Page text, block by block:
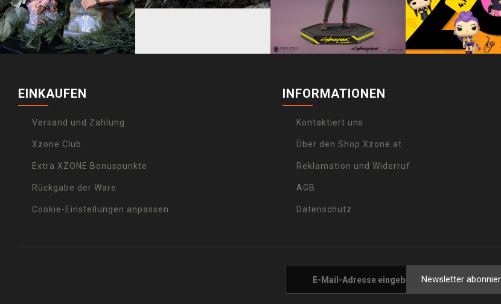
EINKAUFEN
Versand und Zahlung
Xzone Club
Extra XZONE Bonuspunkte
Rückgabe der Ware
Cookie-Einstellungen anpassen
INFORMATIONEN
Kontaktiert uns
Über den Shop Xzone.at
Reklamation und Widerruf
AGB
Datenschutz
Newsletter